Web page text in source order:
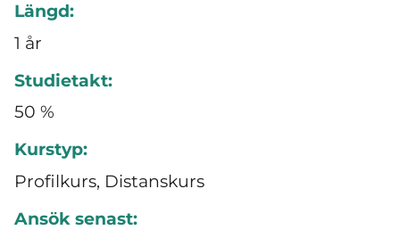
Längd:
1 år
Studietakt:
50 %
Kurstyp:
Profilkurs, Distanskurs
Ansök senast: